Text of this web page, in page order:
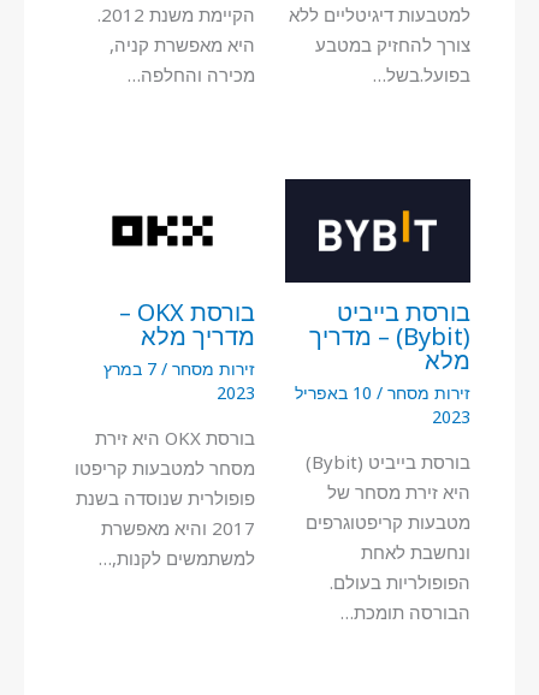
למטבעות דיגיטליים ללא
צורך להחזיק במטבע
בפועל.בשל…
הקיימת משנת 2012.
היא מאפשרת קניה,
מכירה והחלפה…
בורסת בייביט
(Bybit) – מדריך
מלא
זירות מסחר /
10 באפריל
2023
בורסת בייביט (Bybit)
היא זירת מסחר של
מטבעות קריפטוגרפים
ונחשבת לאחת
הפופולריות בעולם.
הבורסה תומכת…
בורסת OKX –
מדריך מלא
זירות מסחר /
7 במרץ
2023
בורסת OKX היא זירת
מסחר למטבעות קריפטו
פופולרית שנוסדה בשנת
2017 והיא מאפשרת
למשתמשים לקנות,…